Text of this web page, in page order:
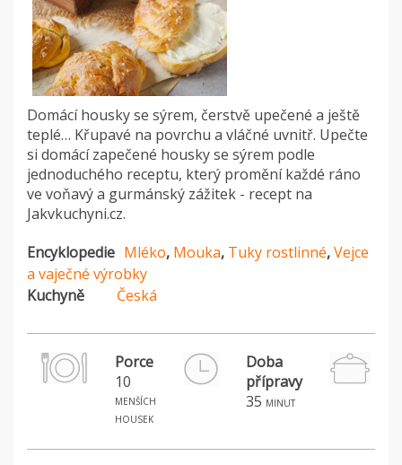
Domácí housky se sýrem, čerstvě upečené a ještě
teplé… Křupavé na povrchu a vláčné uvnitř. Upečte
si domácí zapečené housky se sýrem podle
jednoduchého receptu, který promění každé ráno
ve voňavý a gurmánský zážitek - recept na
Jakvkuchyni.cz.
Encyklopedie Mléko, Mouka, Tuky rostlinné,Vejce
a vaječné výrobky
Kuchyně
Česká
Porce
10
menších
housek
Doba
přípravy
35 minut